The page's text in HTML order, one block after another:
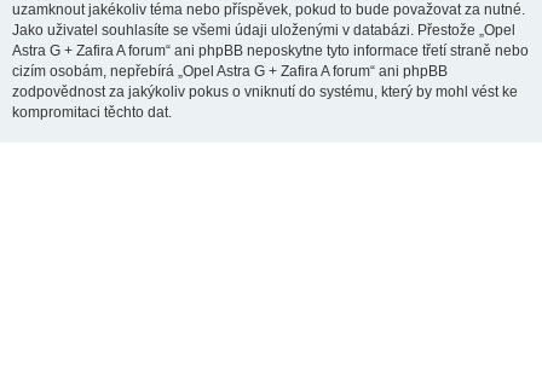
uzamknout jakékoliv téma nebo příspěvek, pokud to bude považovat za nutné.
Jako uživatel souhlasíte se všemi údaji uloženými v databázi. Přestože „Opel
Astra G + Zafira A forum“ ani phpBB neposkytne tyto informace třetí straně nebo
cizím osobám, nepřebírá „Opel Astra G + Zafira A forum“ ani phpBB
zodpovědnost za jakýkoliv pokus o vniknutí do systému, který by mohl vést ke
kompromitaci těchto dat.